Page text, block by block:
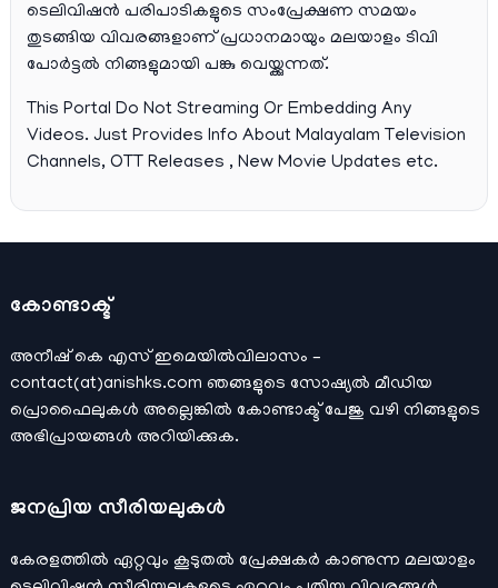
ടെലിവിഷന്‍ പരിപാടികളുടെ സംപ്രേക്ഷണ സമയം
തുടങ്ങിയ വിവരങ്ങളാണ് പ്രധാനമായും മലയാളം ടിവി
പോര്‍ട്ടല്‍ നിങ്ങളുമായി പങ്കു വെയ്ക്കുന്നത്.
This Portal Do Not Streaming Or Embedding Any
Videos. Just Provides Info About Malayalam Television
Channels, OTT Releases , New Movie Updates etc.
കോണ്ടാക്ട്
അനീഷ്‌ കെ എസ് ഇമെയില്‍വിലാസം –
contact(at)anishks.com ഞങ്ങളുടെ സോഷ്യല്‍ മീഡിയ
പ്രൊഫൈലുകള്‍ അല്ലെങ്കില്‍ കോണ്ടാക്ട്പേജു വഴി നിങ്ങളുടെ
അഭിപ്രായങ്ങള്‍ അറിയിക്കുക.
ജനപ്രിയ സീരിയലുകള്‍
കേരളത്തിൽ ഏറ്റവും കൂടുതൽ പ്രേക്ഷകർ കാണുന്ന മലയാളം